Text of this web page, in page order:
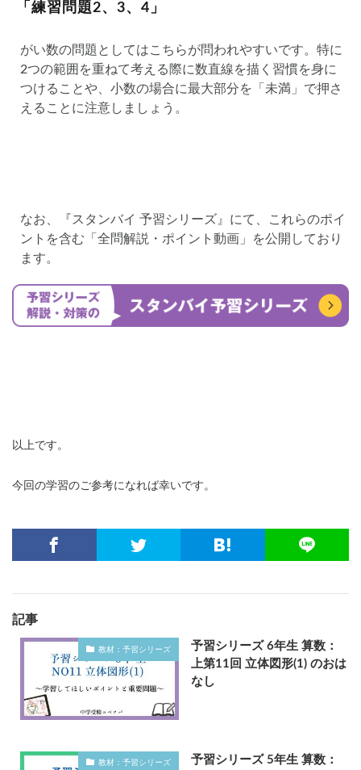
「練習問題2、3、4」
がい数の問題としてはこちらが問われやすいです。特に
2つの範囲を重ねて考える際に数直線を描く習慣を身に
つけることや、小数の場合に最大部分を「未満」で押さ
えることに注意しましょう。
なお、『スタンバイ 予習シリーズ』にて、これらのポイ
ントを含む「全問解説・ポイント動画」を公開しており
ます。
以上です。
今回の学習のご参考になれば幸いです。
記事
教材：予習シリーズ
予習シリーズ 6年生 算数：
上第11回 立体図形(1) のおは
なし
教材：予習シリーズ
予習シリーズ 5年生 算数：